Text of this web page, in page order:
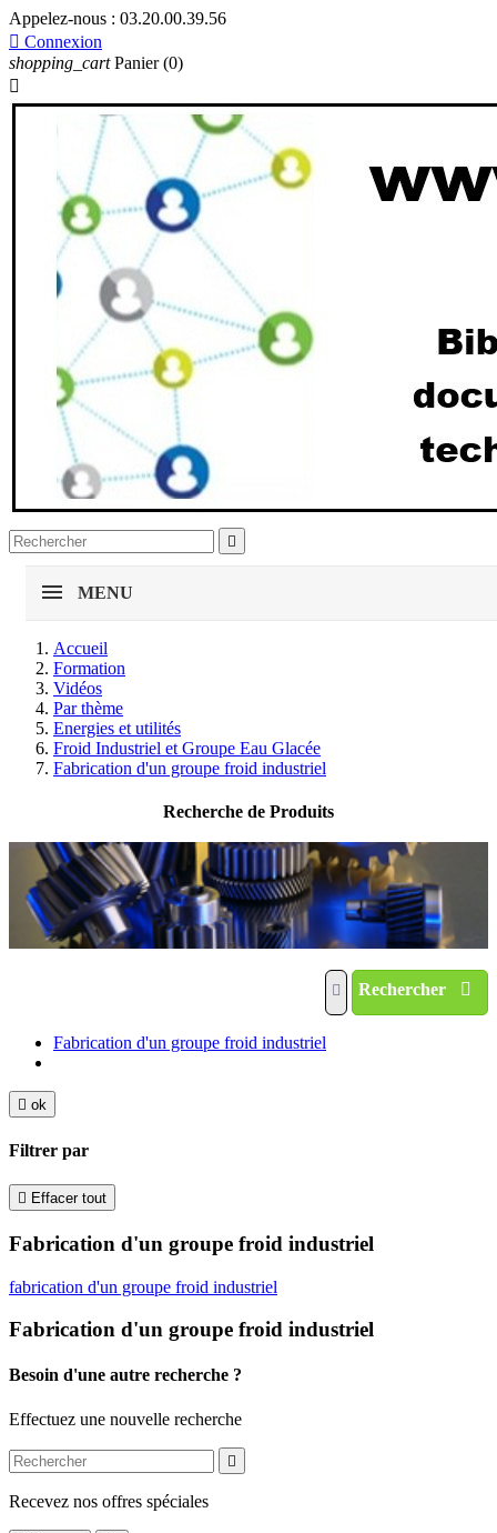
Appelez-nous : 03.20.00.39.56
 Connexion
shopping_cart Panier (0)


MENU
Accueil
Formation
Vidéos
Par thème
Energies et utilités
Froid Industriel et Groupe Eau Glacée
Fabrication d'un groupe froid industriel
Recherche de Produits
Rechercher
Fabrication d'un groupe froid industriel
 ok
Filtrer par
 Effacer tout
Fabrication d'un groupe froid industriel
fabrication d'un groupe froid industriel
Fabrication d'un groupe froid industriel
Besoin d'une autre recherche ?
Effectuez une nouvelle recherche

Recevez nos offres spéciales